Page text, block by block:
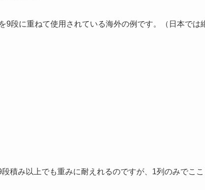
9段に重ねて使用されている海外の例です。（日本では
積み以上でも重みに耐えれるのですが、1列のみでこ